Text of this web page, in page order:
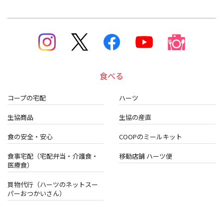
食べる
コープの宅配 ハーツ
生協商品 生協の産直
食の安全・安心 COOPのミールキット
食事宅配（宅配弁当・介護食・
医療食）
移動店舗 ハーツ便
買物代行（ハーツのネットスー
パーおつかいさん）